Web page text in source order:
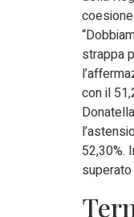
strappa
con il
52,30%.
superato